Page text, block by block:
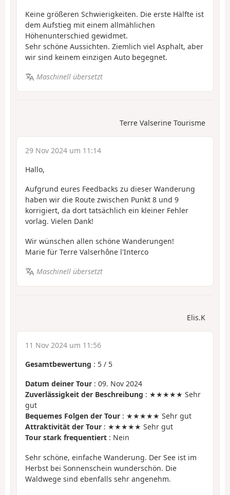
Keine größeren Schwierigkeiten. Die erste Hälfte ist
dem Aufstieg mit einem allmählichen
Höhenunterschied gewidmet.
Sehr schöne Aussichten. Ziemlich viel Asphalt, aber
wir sind keinem einzigen Auto begegnet.
Maschinell übersetzt
Terre Valserine Tourisme
29 Nov 2024 um 11:14
Hallo,
Aufgrund eures Feedbacks zu dieser Wanderung
haben wir die Route zwischen Punkt 8 und 9
korrigiert, da dort tatsächlich ein kleiner Fehler
vorlag. Vielen Dank!
Wir wünschen allen schöne Wanderungen!
Marie für Terre Valserhône l'Interco
Maschinell übersetzt
Elis.K
11 Nov 2024 um 11:56
Gesamtbewertung : 5 / 5
Datum deiner Tour : 09. Nov 2024
Zuverlässigkeit der Beschreibung : ★★★★★ Sehr
gut
Bequemes Folgen der Tour : ★★★★★ Sehr gut
Attraktivität der Tour : ★★★★★ Sehr gut
Tour stark frequentiert : Nein
Sehr schöne, einfache Wanderung. Der See ist im
Herbst bei Sonnenschein wunderschön. Die
Waldwege sind ebenfalls sehr angenehm.